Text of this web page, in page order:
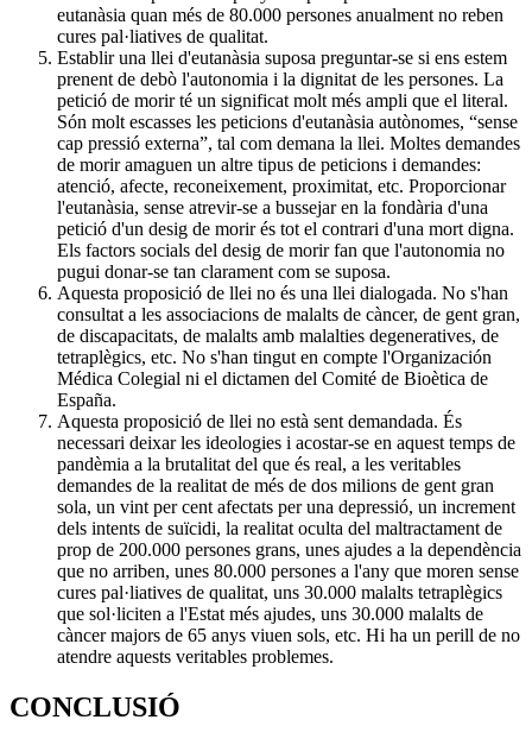
eutanàsia quan més de 80.000 persones anualment no reben
cures pal·liatives de qualitat.
Establir una llei d'eutanàsia suposa preguntar-se si ens estem
prenent de debò l'autonomia i la dignitat de les persones. La
petició de morir té un significat molt més ampli que el literal.
Són molt escasses les peticions d'eutanàsia autònomes, “sense
cap pressió externa”, tal com demana la llei. Moltes demandes
de morir amaguen un altre tipus de peticions i demandes:
atenció, afecte, reconeixement, proximitat, etc. Proporcionar
l'eutanàsia, sense atrevir-se a bussejar en la fondària d'una
petició d'un desig de morir és tot el contrari d'una mort digna.
Els factors socials del desig de morir fan que l'autonomia no
pugui donar-se tan clarament com se suposa.
Aquesta proposició de llei no és una llei dialogada. No s'han
consultat a les associacions de malalts de càncer, de gent gran,
de discapacitats, de malalts amb malalties degeneratives, de
tetraplègics, etc. No s'han tingut en compte l'Organización
Médica Colegial ni el dictamen del Comité de Bioètica de
España.
Aquesta proposició de llei no està sent demandada. És
necessari deixar les ideologies i acostar-se en aquest temps de
pandèmia a la brutalitat del que és real, a les veritables
demandes de la realitat de més de dos milions de gent gran
sola, un vint per cent afectats per una depressió, un increment
dels intents de suïcidi, la realitat oculta del maltractament de
prop de 200.000 persones grans, unes ajudes a la dependència
que no arriben, unes 80.000 persones a l'any que moren sense
cures pal·liatives de qualitat, uns 30.000 malalts tetraplègics
que sol·liciten a l'Estat més ajudes, uns 30.000 malalts de
càncer majors de 65 anys viuen sols, etc. Hi ha un perill de no
atendre aquests veritables problemes.
CONCLUSIÓ